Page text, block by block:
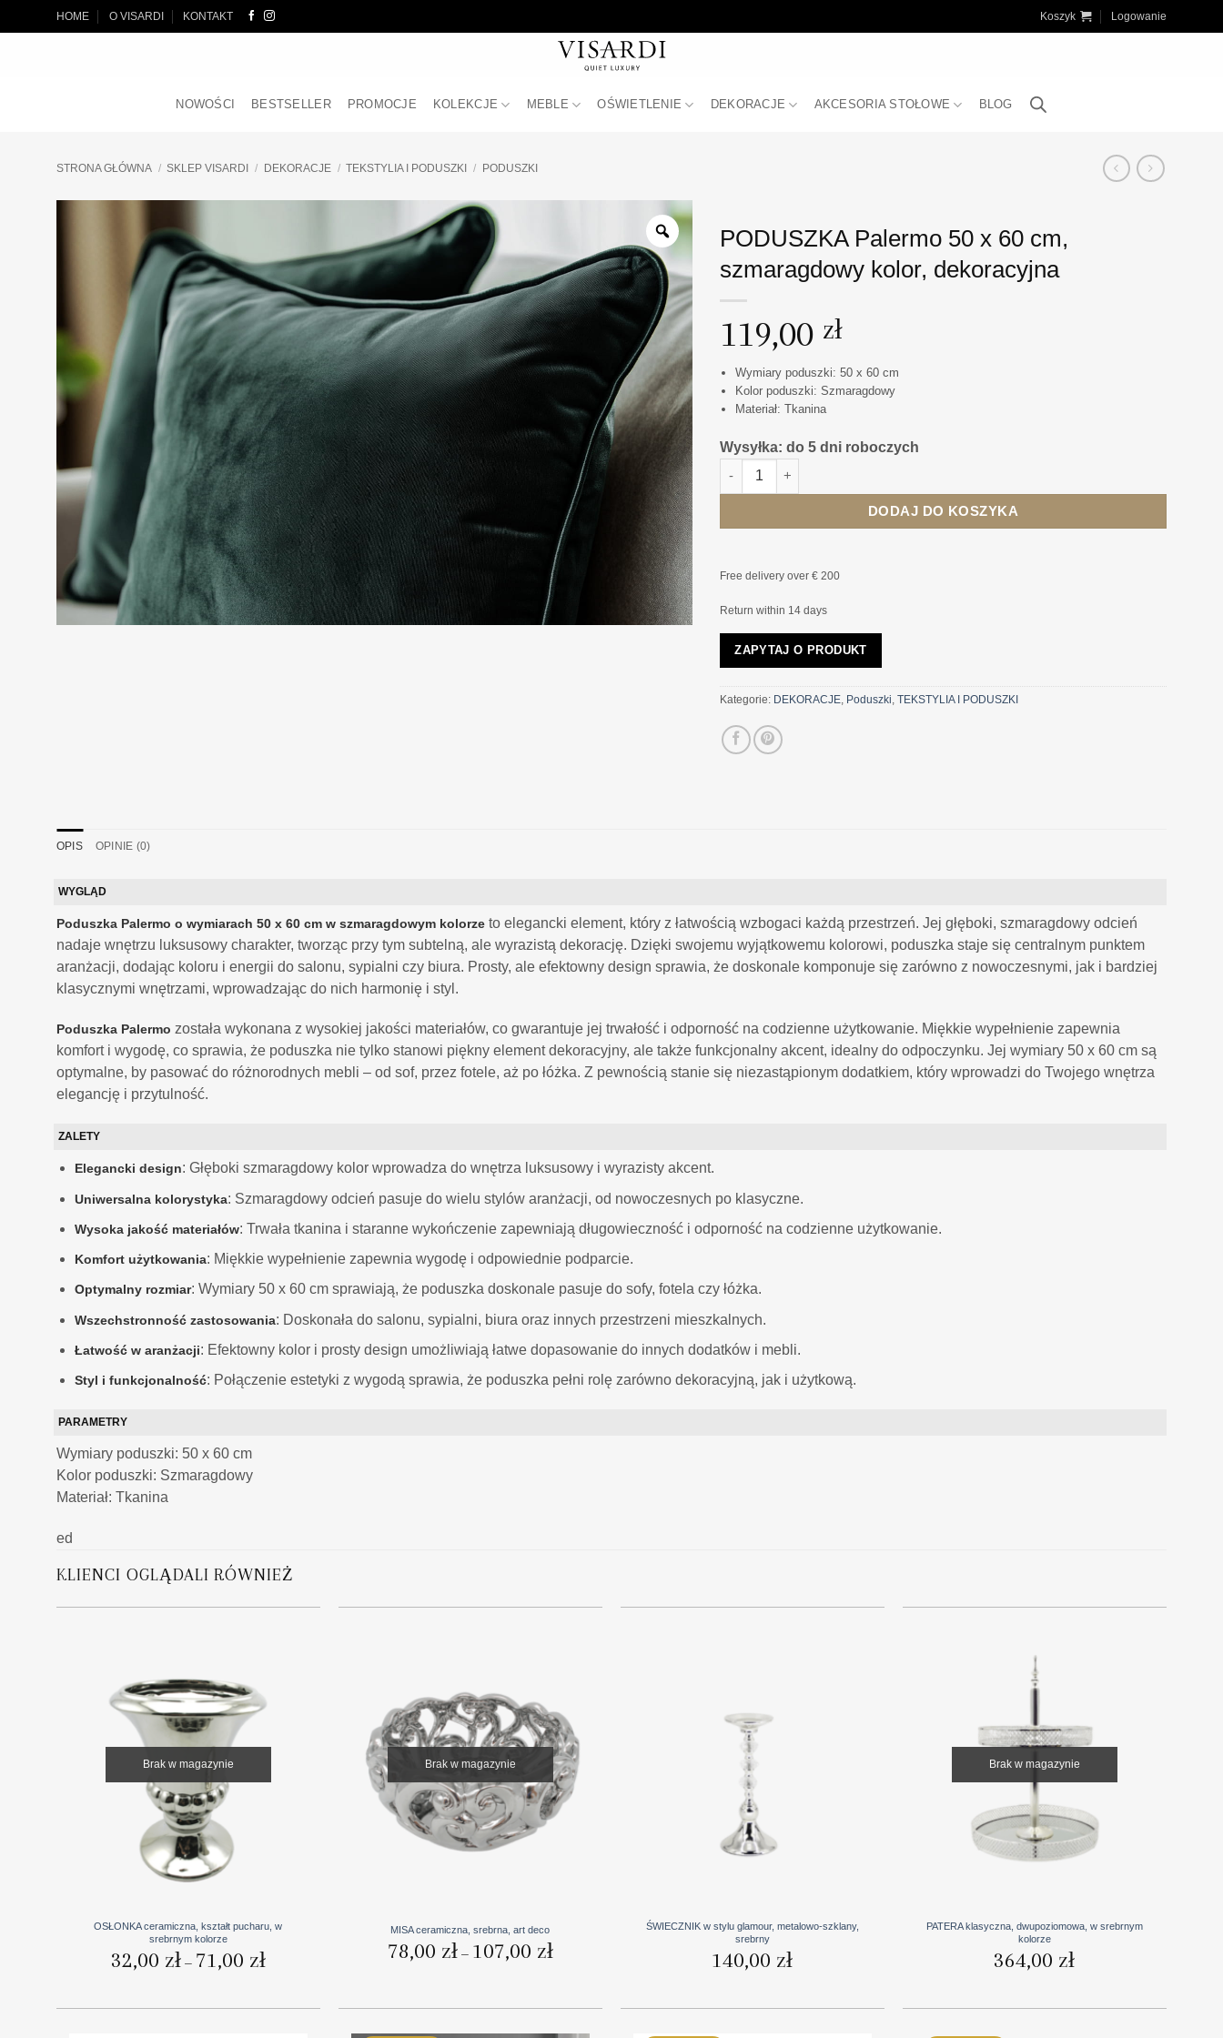
do
HOME O VISARDI KONTAKT Koszyk Logowanie
NOWOŚCI BESTSELLER PROMOCJE KOLEKCJE MEBLE OŚWIETLENIE DEKORACJE AKCESORIA STOŁOWE BLOG
STRONA GŁÓWNA / SKLEP VISARDI / DEKORACJE / TEKSTYLIA I PODUSZKI / PODUSZKI
PODUSZKA Palermo 50 x 60 cm,
szmaragdowy kolor, dekoracyjna
119,00 zł
Wymiary poduszki: 50 x 60 cm
Kolor poduszki: Szmaragdowy
Materiał: Tkanina
Wysyłka: do 5 dni roboczych
ilość PODUSZKA Palermo 50 x 60 cm, szmaragdowy kolor, dekoracyjna
DODAJ DO KOSZYKA
Free delivery over € 200
Return within 14 days
ZAPYTAJ O PRODUKT
Kategorie: DEKORACJE, Poduszki,TEKSTYLIA I PODUSZKI
OPIS OPINIE (0)
WYGLĄD
Poduszka Palermo o wymiarach 50 x 60 cm w szmaragdowym kolorze to elegancki element, który z łatwością wzbogaci każdą przestrzeń. Jej głęboki, szmaragdowy odcień
nadaje wnętrzu luksusowy charakter, tworząc przy tym subtelną, ale wyrazistą dekorację. Dzięki swojemu wyjątkowemu kolorowi, poduszka staje się centralnym punktem
aranżacji, dodając koloru i energii do salonu, sypialni czy biura. Prosty, ale efektowny design sprawia, że doskonale komponuje się zarówno z nowoczesnymi, jak i bardziej
klasycznymi wnętrzami, wprowadzając do nich harmonię i styl.
Poduszka Palermo została wykonana z wysokiej jakości materiałów, co gwarantuje jej trwałość i odporność na codzienne użytkowanie. Miękkie wypełnienie zapewnia
komfort i wygodę, co sprawia, że poduszka nie tylko stanowi piękny element dekoracyjny, ale także funkcjonalny akcent, idealny do odpoczynku. Jej wymiary 50 x 60 cm są
optymalne, by pasować do różnorodnych mebli – od sof, przez fotele, aż po łóżka. Z pewnością stanie się niezastąpionym dodatkiem, który wprowadzi do Twojego wnętrza
elegancję i przytulność.
ZALETY
Elegancki design: Głęboki szmaragdowy kolor wprowadza do wnętrza luksusowy i wyrazisty akcent.
Uniwersalna kolorystyka: Szmaragdowy odcień pasuje do wielu stylów aranżacji, od nowoczesnych po klasyczne.
Wysoka jakość materiałów: Trwała tkanina i staranne wykończenie zapewniają długowieczność i odporność na codzienne użytkowanie.
Komfort użytkowania: Miękkie wypełnienie zapewnia wygodę i odpowiednie podparcie.
Optymalny rozmiar: Wymiary 50 x 60 cm sprawiają, że poduszka doskonale pasuje do sofy, fotela czy łóżka.
Wszechstronność zastosowania: Doskonała do salonu, sypialni, biura oraz innych przestrzeni mieszkalnych.
Łatwość w aranżacji: Efektowny kolor i prosty design umożliwiają łatwe dopasowanie do innych dodatków i mebli.
Styl i funkcjonalność: Połączenie estetyki z wygodą sprawia, że poduszka pełni rolę zarówno dekoracyjną, jak i użytkową.
PARAMETRY
Wymiary poduszki: 50 x 60 cm
Kolor poduszki: Szmaragdowy
Materiał: Tkanina
ed
KLIENCI OGLĄDALI RÓWNIEŻ
Brak w magazynie
OSŁONKA ceramiczna, kształt pucharu, w
srebrnym kolorze
32,00 zł – 71,00 złcen:
71,00 zł
Brak w magazynie
MISA ceramiczna, srebrna, art deco
78,00 zł – 107,00 złcen:
ŚWIECZNIK w stylu glamour, metalowo-szklany,
srebrny
140,00 zł
Brak w magazynie
PATERA klasyczna, dwupoziomowa, w srebrnym
kolorze
364,00 zł